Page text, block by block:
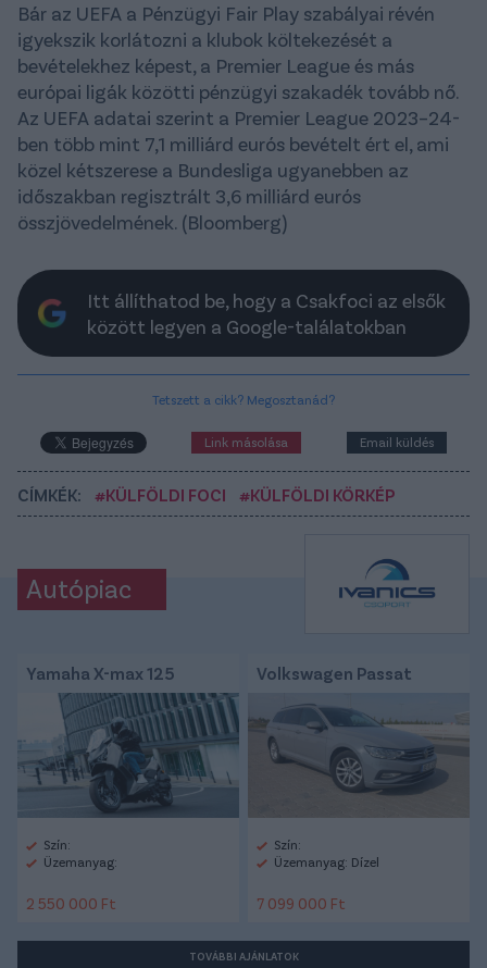
Bár az UEFA a Pénzügyi Fair Play szabályai révén
igyekszik korlátozni a klubok költekezését a
bevételekhez képest, a Premier League és más
európai ligák közötti pénzügyi szakadék tovább nő.
Az UEFA adatai szerint a Premier League 2023–24-
ben több mint 7,1 milliárd eurós bevételt ért el, ami
közel kétszerese a Bundesliga ugyanebben az
időszakban regisztrált 3,6 milliárd eurós
összjövedelmének. (Bloomberg)
Itt állíthatod be, hogy a Csakfoci az elsők
között legyen a Google-találatokban
Tetszett a cikk? Megosztanád?
Link másolása Email küldés
CÍMKÉK: #KÜLFÖLDI FOCI #KÜLFÖLDI KÖRKÉP
Autópiac
Yamaha X-max 125
Szín:
Üzemanyag:
2 550 000 Ft
Volkswagen Passat
Szín:
Üzemanyag: Dízel
7 099 000 Ft
TOVÁBBI AJÁNLATOK